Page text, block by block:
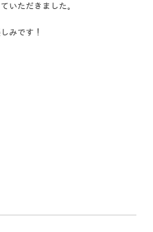
いただきました。
みです！